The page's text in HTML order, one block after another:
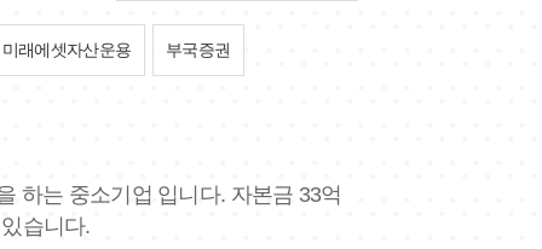
미래에셋자산운용 부국증권
하는 중소기업 입니다. 자본금 33억
습니다.